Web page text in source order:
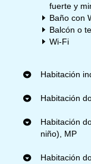
fuerte y
Baño con
Balcón o
Wi-Fi
Habitación
Habitación
Habitación
niño), MP
Habitación